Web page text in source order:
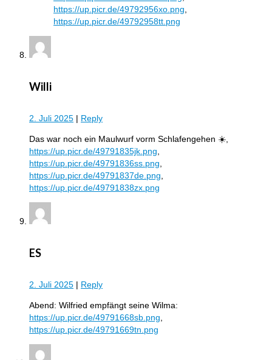
https://up.picr.de/49792956xo.png
https://up.picr.de/49792958tt.png
Willi
2. Juli 2025 | Reply
Das war noch ein Maulwurf vorm Schlafengehen ☀️,
https://up.picr.de/49791835jk.png
https://up.picr.de/49791836ss.png
https://up.picr.de/49791837de.png
https://up.picr.de/49791838zx.png
ES
2. Juli 2025 | Reply
Abend: Wilfried empfängt seine Wilma:
https://up.picr.de/49791668sb.png
https://up.picr.de/49791669tn.png